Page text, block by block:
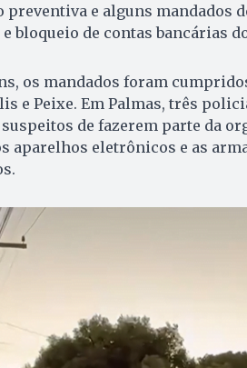
preventiva e alguns mandados
bloqueio de contas bancárias
os mandados foram
e Peixe. Em Palmas, três
de fazerem parte da
aparelhos eletrônicos e as